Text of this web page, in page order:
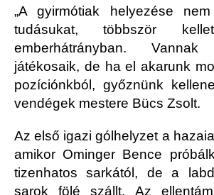
„A gyirmótiak helyezése
tudásukat, többször
emberhátrányban. Vannak
játékosaik, de ha el akarunk
pozíciónkból, győznünk
vendégek mestere Bücs Zsolt.
Az első igazi gólhelyzet a
amikor Ominger Bence
tizenhatos sarkától, de a
sarok fölé szállt. Az